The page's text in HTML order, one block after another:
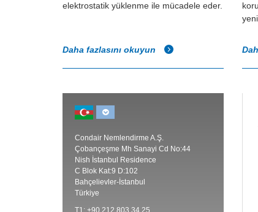
elektrostatik yüklenme ile mücadele eder.
Daha fazlasını okuyun
Condair Nemlendirme A.Ş.
Çobançeşme Mh Sanayi Cd No:44
Nish İstanbul Residence
C Blok Kat:9 D:102
Bahçelievler-İstanbul
Türkiye